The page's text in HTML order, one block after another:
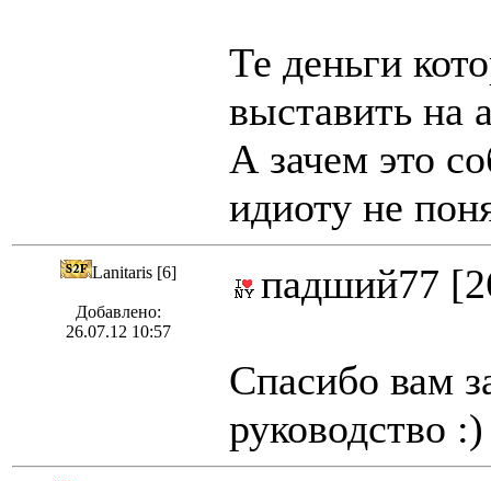
Те деньги
выставить на
А зачем это
идиоту не
Lanitaris [6]
Добавлено:
26.07.12 10:57
падший77
Спасибо вам
руководство :)